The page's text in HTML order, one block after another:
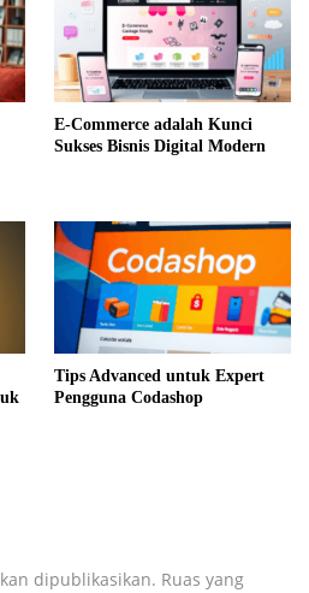
E-Commerce adalah Kunci
Sukses Bisnis Digital Modern
Tips Advanced untuk Expert
Pengguna Codashop
dipublikasikan. Ruas yang